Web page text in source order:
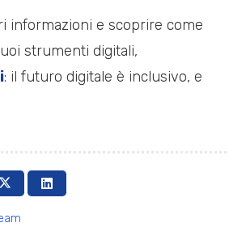
informazioni e scoprire come
strumenti digitali,
: il futuro digitale è inclusivo, e